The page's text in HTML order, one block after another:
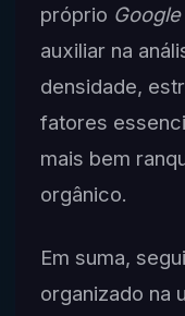
próprio
auxiliar na
densidade,
fatores
mais bem
orgânico.
Em suma,
organizado na